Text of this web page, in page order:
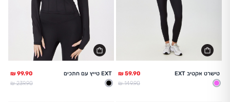
טישרט אקטיב EXT
ורוד
מחיר מלא
149.90 ₪
EXT טייץ עם חתכים
שחור
מחיר מלא
239.90 ₪